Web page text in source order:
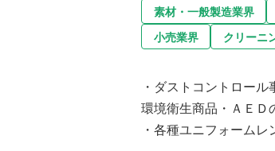
素材・一般製造業界
小売業界
クリーニ
・ダストコントロール
環境衛生商品・ＡＥＤ
・各種ユニフォームレ